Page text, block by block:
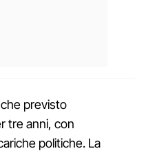
previsto
tre anni, con
politiche. La